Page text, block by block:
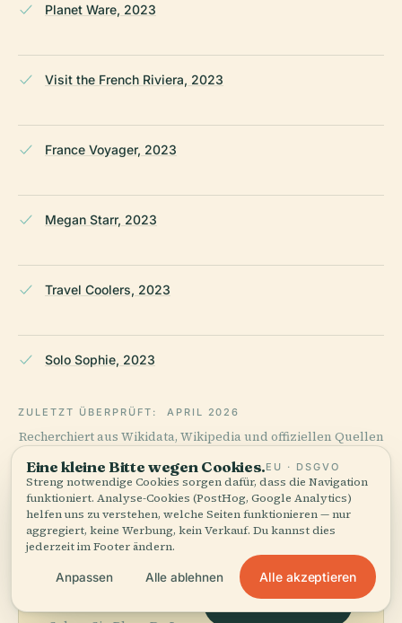
Planet Ware, 2023
Visit the French Riviera, 2023
France Voyager, 2023
Megan Starr, 2023
Travel Coolers, 2023
Solo Sophie, 2023
ZULETZT ÜBERPRÜFT: APRIL 2026
Recherchiert aus Wikidata, Wikipedia und offiziellen Quellen
Die
Karte anzeigen
Eine kleine Bitte wegen Cookies.EU · DSGVO
Streng notwendige Cookies sorgen dafür, dass die Navigation
funktioniert. Analyse-Cookies (PostHog, Google Analytics)
helfen uns zu verstehen, welche Seiten funktionieren — nur
aggregiert, keine Werbung, kein Verkauf. Du kannst dies
jederzeit im Footer ändern.
Anpassen Alle ablehnen Alle akzeptieren